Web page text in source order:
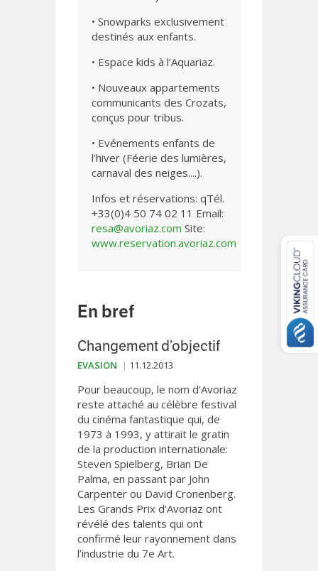
• Snowparks exclusivement
destinés aux enfants.
• Espace kids à l’Aquariaz.
• Nouveaux appartements
communicants des Crozats,
conçus pour tribus.
• Evénements enfants de
l’hiver (Féerie des lumières,
carnaval des neiges....).
Infos et réservations: qTél.
+33(0)4 50 74 02 11 Email:
resa@avoriaz.com Site:
www.reservation.avoriaz.com
En bref
Changement d’objectif
EVASION 11.12.2013
Pour beaucoup, le nom d’Avoriaz
reste attaché au célèbre festival
du cinéma fantastique qui, de
1973 à 1993, y attirait le gratin
de la production internationale:
Steven Spielberg, Brian De
Palma, en passant par John
Carpenter ou David Cronenberg.
Les Grands Prix d’Avoriaz ont
révélé des talents qui ont
confirmé leur rayonnement dans
l’industrie du 7e Art.